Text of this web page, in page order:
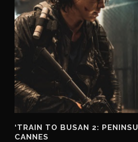
‘TRAIN TO BUSAN 2:
CANNES